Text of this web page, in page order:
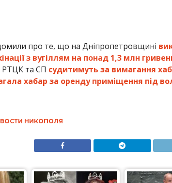
про те, що на Дніпропетровщині
з вугіллям на понад 1,3 млн
РТЦК та СП судитимуть за вимагання
хабар за оренду приміщення під
НИКОПОЛЯ